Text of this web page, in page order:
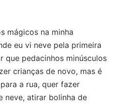
mágicos na minha
eu vi neve pela primeira
que pedacinhos minúsculos
crianças de novo, mas é
a rua, quer fazer
neve, atirar bolinha de